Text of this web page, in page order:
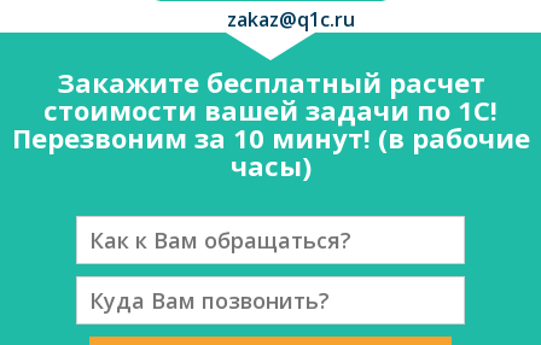
zakaz@q1c.ru
Закажите бесплатный расчет
стоимости вашей задачи по 1С!
Перезвоним за 10 минут! (в рабочие
часы)